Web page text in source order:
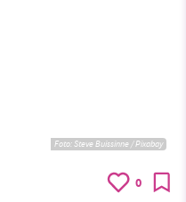
Foto:Steve Buissinne / Pixabay
0